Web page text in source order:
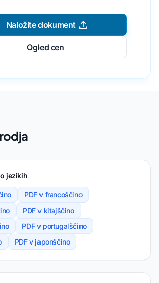
Naložite dokument
Ogled cen
jezikih
PDF v francoščino
PDF v kitajščino
PDF v portugalščino
PDF v japonščino